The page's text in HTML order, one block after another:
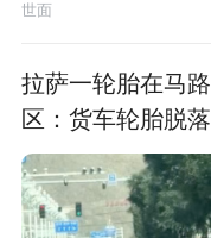
世面
拉萨一轮胎在马
区：货车轮胎脱落